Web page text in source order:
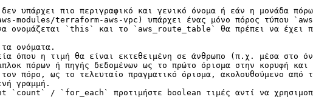
υπάρχει πιο περιγραφικό και γενικό όνομα ή εάν η μονάδα
terraform-aws-vpc) υπάρχει ένας μόνο πόρος τύπου
ονομάζεται `this` και το `aws_route_table` θα πρέπει να έχει
ονόματα.
όπου η τιμή θα είναι εκτεθειμένη σε άνθρωπο (π.χ. μέσα στο
πόρων ή πηγής δεδομένων ως το πρώτο όρισμα στην κορυφή και
πόρο, ως το τελευταίο πραγματικό όρισμα, ακολουθούμενο
γραμμή.
`count` / `for_each` προτιμήστε boolean τιμές αντί να